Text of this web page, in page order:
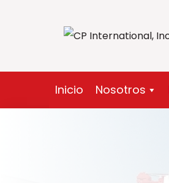
Inicio Nosotros